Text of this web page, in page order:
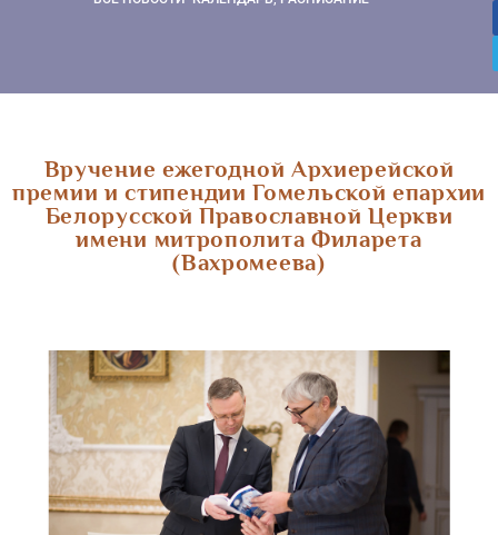
Вручение ежегодной Архиерейской
премии и стипендии Гомельской епархии
Белорусской Православной Церкви
имени митрополита Филарета
(Вахромеева)